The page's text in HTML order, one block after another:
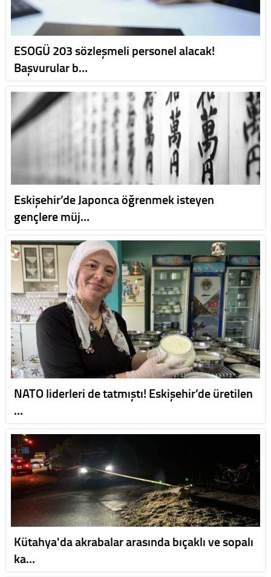
ESOGÜ 203 sözleşmeli personel alacak!
Başvurular b…
Eskişehir’de Japonca öğrenmek isteyen
gençlere müj…
NATO liderleri de tatmıştı! Eskişehir’de üretilen
…
Kütahya'da akrabalar arasında bıçaklı ve sopalı
ka…